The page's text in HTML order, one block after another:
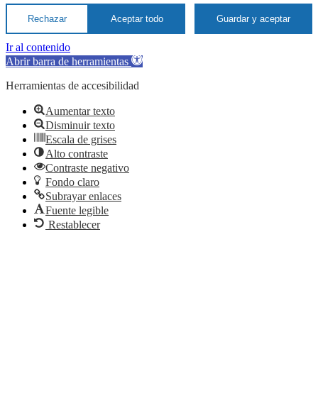
Rechazar Aceptar todo Guardar y aceptar
Ir al contenido
Abrir barra de herramientas
Herramientas de accesibilidad
Aumentar texto
Disminuir texto
Escala de grises
Alto contraste
Contraste negativo
Fondo claro
Subrayar enlaces
Fuente legible
Restablecer